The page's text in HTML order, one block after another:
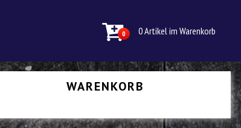
0 0 Artikel im Warenkorb
WARENKORB